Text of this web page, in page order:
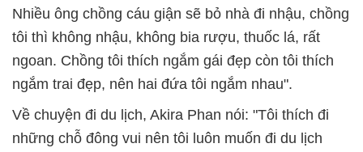
Nhiều ông chồng cáu giận sẽ bỏ nhà đi nhậu, chồng
tôi thì không nhậu, không bia rượu, thuốc lá, rất
ngoan. Chồng tôi thích ngắm gái đẹp còn tôi thích
ngắm trai đẹp, nên hai đứa tôi ngắm nhau".
Về chuyện đi du lịch, Akira Phan nói: "Tôi thích đi
những chỗ đông vui nên tôi luôn muốn đi du lịch